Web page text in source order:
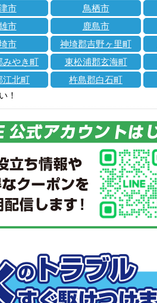
市 鳥栖市
市 鹿島市
市 神埼郡吉野ヶ里町
みやき町 東松浦郡玄海町
江北町 杵島郡白石町
！